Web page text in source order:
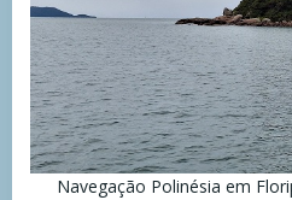
Navegação Polinésia em